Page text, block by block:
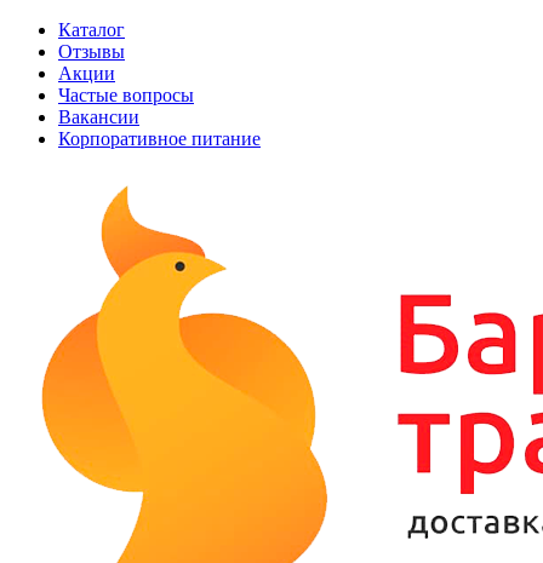
Каталог
Отзывы
Акции
Частые вопросы
Вакансии
Корпоративное питание